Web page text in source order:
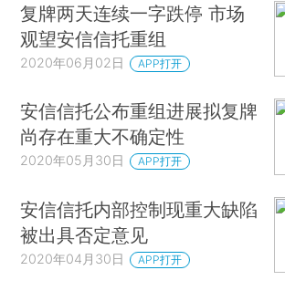
复牌两天连续一字跌停 市场
观望安信信托重组
2020年06月02日 APP打开
安信信托公布重组进展拟复牌
尚存在重大不确定性
2020年05月30日 APP打开
安信信托内部控制现重大缺陷
被出具否定意见
2020年04月30日 APP打开